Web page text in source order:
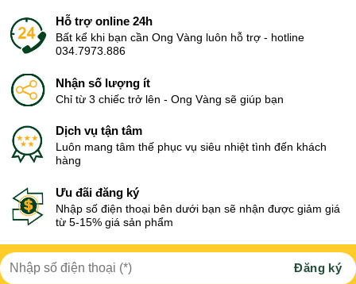
Hỗ trợ online 24h
Bất kể khi bạn cần Ong Vàng luôn hỗ trợ - hotline
034.7973.886
Nhận số lượng ít
Chỉ từ 3 chiếc trở lên - Ong Vàng sẽ giúp bạn
Dịch vụ tận tâm
Luôn mang tâm thế phục vụ siêu nhiệt tình đến khách
hàng
Ưu đãi đăng ký
Nhập số điện thoại bên dưới bạn sẽ nhận được giảm giá
từ 5-15% giá sản phẩm